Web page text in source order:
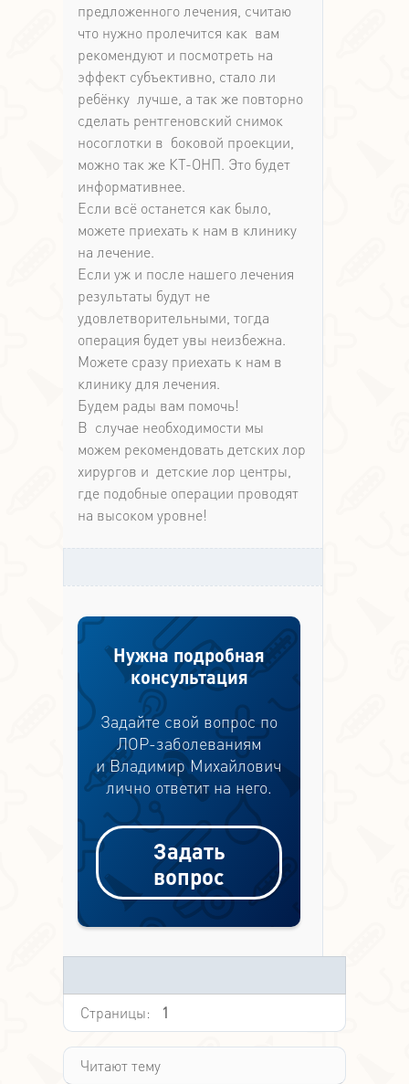
предложенного лечения, считаю
что нужно пролечится как вам
рекомендуют и посмотреть на
эффект субъективно, стало ли
ребёнку лучше, а так же повторно
сделать рентгеновский снимок
носоглотки в боковой проекции,
можно так же КТ-ОНП. Это будет
информативнее.
Если всё останется как было,
можете приехать к нам в клинику
на лечение.
Если уж и после нашего лечения
результаты будут не
удовлетворительными, тогда
операция будет увы неизбежна.
Можете сразу приехать к нам в
клинику для лечения.
Будем рады вам помочь!
В случае необходимости мы
можем рекомендовать детских лор
хирургов и детские лор центры,
где подобные операции проводят
на высоком уровне!
Нужна подробная
консультация
Задайте свой вопрос по
ЛОР-заболеваниям
и Владимир Михайлович
лично ответит на него.
Задать
вопрос
Страницы: 1
Читают тему